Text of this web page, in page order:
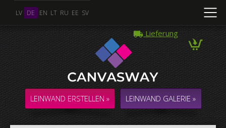
LV DE EN LT RU EE SV
Lieferung
LEINWAND ERSTELLEN » LEINWAND GALERIE »
Mehrere Fotos
COLLAGE / KOMPOSITION aus mehreren Fotos